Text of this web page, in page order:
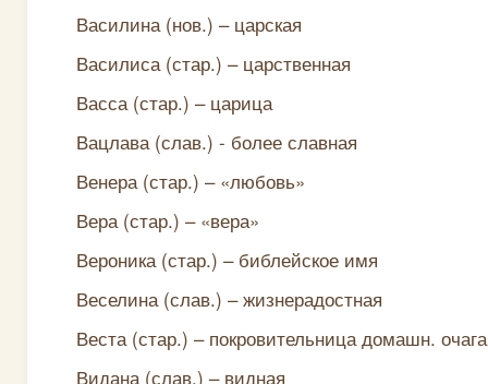
Василина (нов.) – царская
Василиса (стар.) – царственная
Васса (стар.) – царица
Вацлава (слав.) - более славная
Венера (стар.) – «любовь»
Вера (стар.) – «вера»
Вероника (стар.) – библейское имя
Веселина (слав.) – жизнерадостная
Веста (стар.) – покровительница домашн. очага
Видана (слав.) – видная